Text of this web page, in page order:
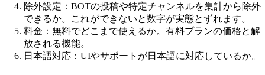
除外設定：BOTの投稿や特定チャンネルを集計から除外
できるか。これができないと数字が実態とずれます。
料金：無料でどこまで使えるか。有料プランの価格と解
放される機能。
日本語対応：UIやサポートが日本語に対応しているか。